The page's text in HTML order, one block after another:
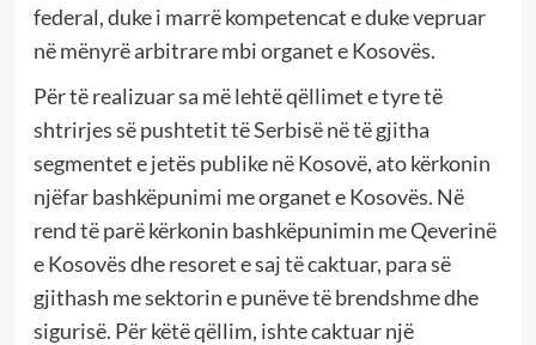
federal, duke i marrë kompetencat e duke vepruar
në mënyrë arbitrare mbi organet e Kosovës.
Për të realizuar sa më lehtë qëllimet e tyre të
shtrirjes së pushtetit të Serbisë në të gjitha
segmentet e jetës publike në Kosovë, ato kërkonin
njëfar bashkëpunimi me organet e Kosovës. Në
rend të parë kërkonin bashkëpunimin me Qeverinë
e Kosovës dhe resoret e saj të caktuar, para së
gjithash me sektorin e punëve të brendshme dhe
sigurisë. Për këtë qëllim, ishte caktuar një